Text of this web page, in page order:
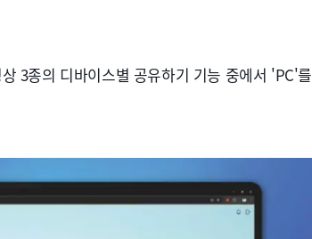
3종의 디바이스별 공유하기 기능 중에서 'PC'를